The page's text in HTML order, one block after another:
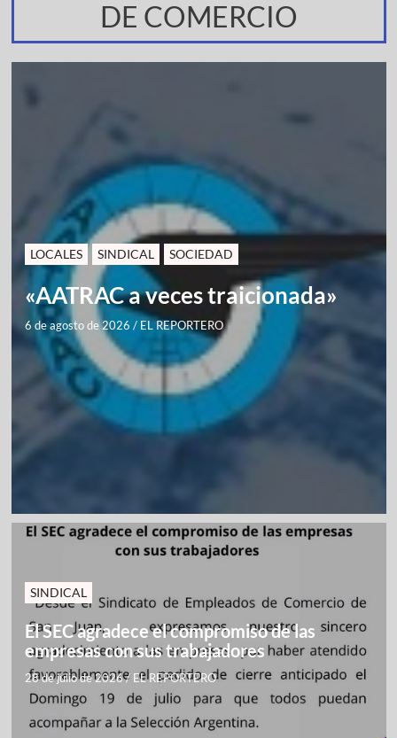
DE COMERCIO
LOCALES SINDICAL SOCIEDAD
«AATRAC a veces traicionada»
6 de agosto de 2026 / EL REPORTERO
SINDICAL
El SEC agradece el compromiso de las
empresas con sus trabajadores
28 de julio de 2026/ EL REPORTERO